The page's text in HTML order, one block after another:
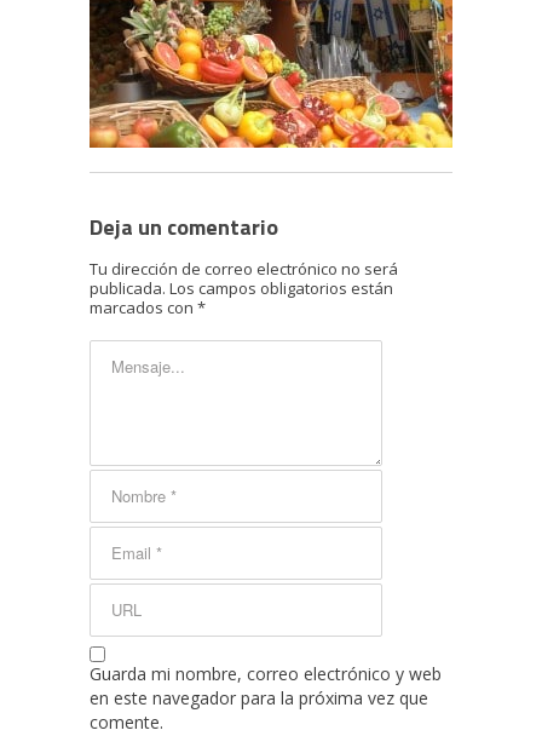
Deja un comentario
Tu dirección de correo electrónico no será
publicada. Los campos obligatorios están
marcados con *
Guarda mi nombre, correo electrónico y web
en este navegador para la próxima vez que
comente.